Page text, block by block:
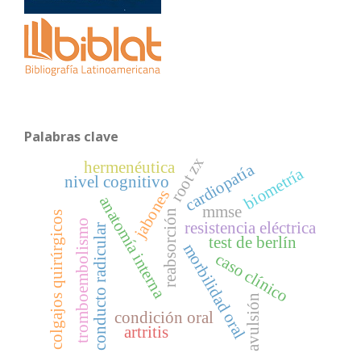
Palabras clave
jabones mmse
anatomía interna
conducto radicular caso clínico
reabsorción resistencia eléctrica
nivel cognitivo
morbilidad oral
condición oral
cardiopatía
tromboembolismo
root zx
test de berlín
artritis
hermenéutica
avulsión
colgajos quirúrgicos
biometría